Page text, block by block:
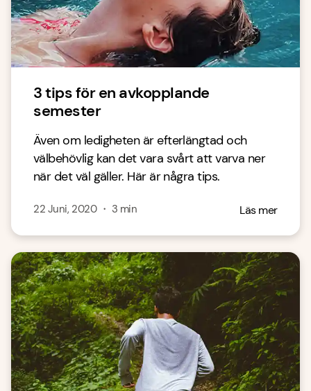
3 tips för en avkopplande
semester
Även om ledigheten är efterlängtad och
välbehövlig kan det vara svårt att varva ner
när det väl gäller. Här är några tips.
22 Juni, 2020・ 3 min Läs mer